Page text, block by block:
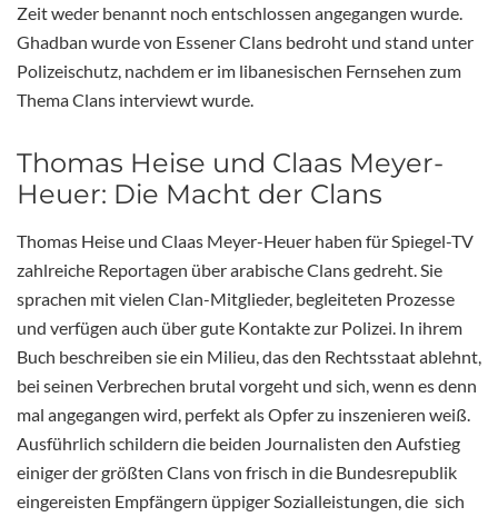
Zeit weder benannt noch entschlossen angegangen wurde.
Ghadban wurde von Essener Clans bedroht und stand unter
Polizeischutz, nachdem er im libanesischen Fernsehen zum
Thema Clans interviewt wurde.
Thomas Heise und Claas Meyer-
Heuer: Die Macht der Clans
Thomas Heise und Claas Meyer-Heuer haben für Spiegel-TV
zahlreiche Reportagen über arabische Clans gedreht. Sie
sprachen mit vielen Clan-Mitglieder, begleiteten Prozesse
und verfügen auch über gute Kontakte zur Polizei. In ihrem
Buch beschreiben sie ein Milieu, das den Rechtsstaat ablehnt,
bei seinen Verbrechen brutal vorgeht und sich, wenn es denn
mal angegangen wird, perfekt als Opfer zu inszenieren weiß.
Ausführlich schildern die beiden Journalisten den Aufstieg
einiger der größten Clans von frisch in die Bundesrepublik
eingereisten Empfängern üppiger Sozialleistungen, die sich